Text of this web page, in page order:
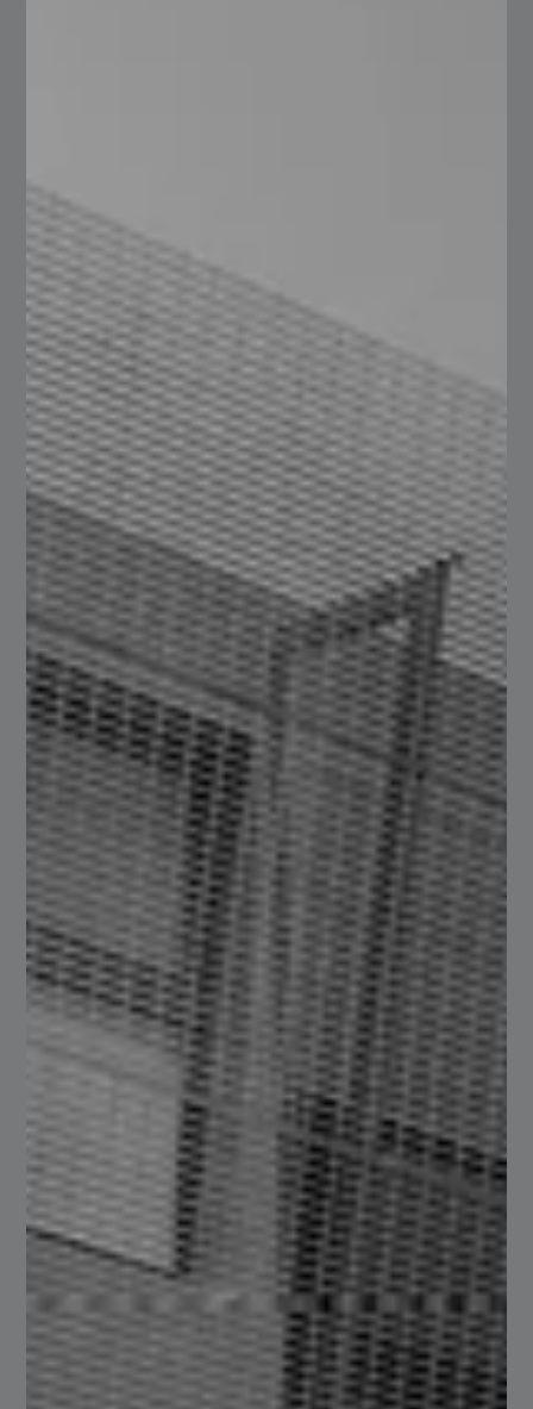
Implementos Agricolas
Acero para componentes y artefactos agricolas.
Línea Blanca
Potencia tus proyectos con nuestra gama de acero.
Ofrecemos todo tipo de aceros y metales con procesos de
calidad.